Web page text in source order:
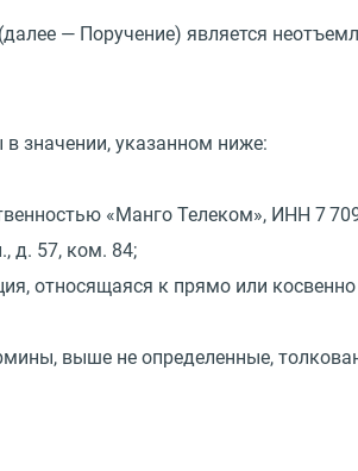
(далее — Поручение) является
значении, указанном ниже:
«Манго Телеком», ИНН 7
д. 57, ком. 84;
относящаяся к прямо или
выше не определенные,